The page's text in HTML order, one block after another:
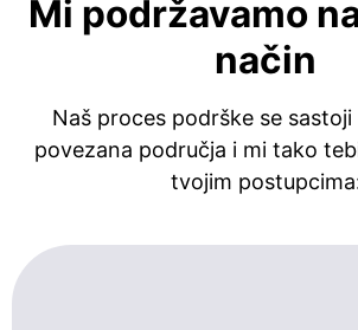
Mi podržavamo
način
Naš proces podrške se
povezana područja i mi tako
tvojim